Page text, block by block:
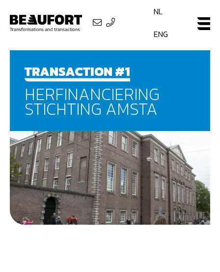
NL
ENG
TRANSACTION #1
HERFINANCIERING
STICHTING AMSTA